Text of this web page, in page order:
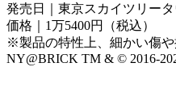
発売日｜東京スカイツリー
価格｜1万5400円（税込）
※製品の特性上、細かい傷や
NY@BRICK TM & © 2016-